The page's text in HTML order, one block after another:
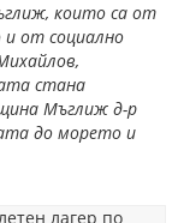
които са от
и от социално
стана
Мъглиж д-р
до морето и